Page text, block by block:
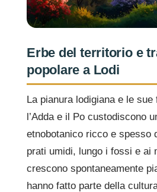
Erbe del territorio e
popolare a Lodi
La pianura lodigiana e le
l’Adda e il Po custodiscono
etnobotanico ricco e spesso
prati umidi, lungo i fossi e ai
crescono spontaneamente
hanno fatto parte della